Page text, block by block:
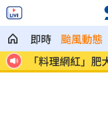
即時 颱風動態
理
「料理網紅」
曝